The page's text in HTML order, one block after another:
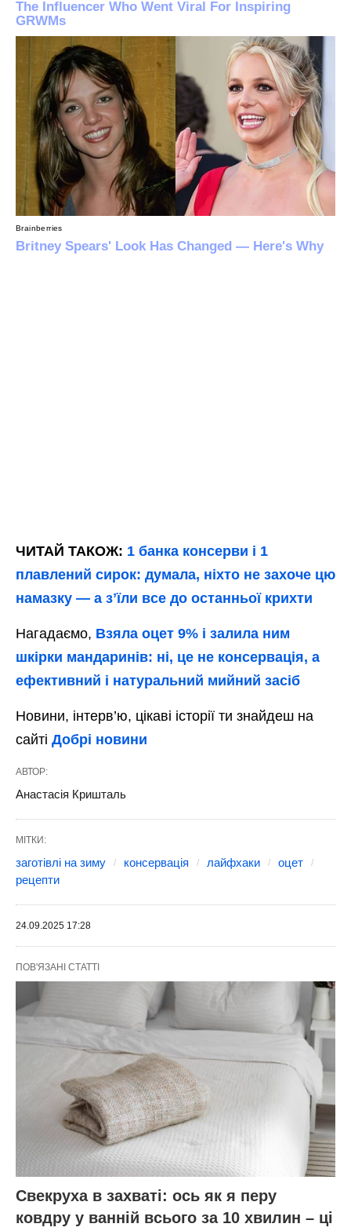
ЧИТАЙ ТАКОЖ: 1 банка консерви і 1
плавлений сирок: думала, ніхто не захоче цю
намазку — а зʼїли все до останньої крихти
Нагадаємо, Взяла оцет 9% і залила ним
шкірки мандаринів: ні, це не консервація, а
ефективний і натуральний мийний засіб
Новини, інтерв’ю, цікаві історії ти знайдеш на
сайті Добрі новини
АВТОР:
Анастасія Кришталь
МІТКИ:
заготівлі на зиму консервація лайфхаки
оцет
рецепти
24.09.2025 17:28
ПОВ'ЯЗАНІ СТАТТІ
Свекруха в захваті: ось як я перу
ковдру у ванній всього за 10 хвилин – ці